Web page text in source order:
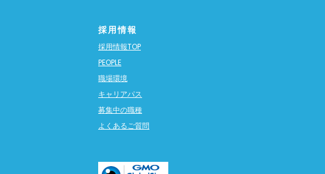
採用情報
採用情報TOP
PEOPLE
職場環境
キャリアパス
募集中の職種
よくあるご質問